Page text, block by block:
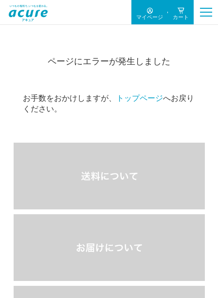
マイページ カート
ページにエラーが発生しました
お手数をおかけしますが、 トップページへお戻り
ください。